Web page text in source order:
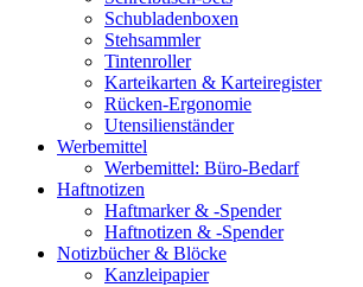
Schubladenboxen
Stehsammler
Tintenroller
Karteikarten & Karteiregister
Rücken-Ergonomie
Utensilienständer
Werbemittel
Werbemittel: Büro-Bedarf
Haftnotizen
Haftmarker & -Spender
Haftnotizen & -Spender
Notizbücher & Blöcke
Kanzleipapier